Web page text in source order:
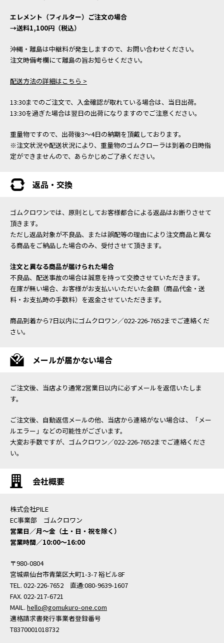
エレメント（フィルター）ご注文の場合
→送料1,100円（税込）
沖縄・離島は中継料が発生しますので、お問い合わせください。
注文時備考欄にて離島の旨お知らせください。
配送方法の詳細はこちら >
13:30までのご注文で、入金確認が取れている場合は、当日出荷。
13:30を過ぎた場合は翌日の出荷になりますのでご注意ください。
重量物ですので、出荷後3～4日の納期を頂戴しております。
※注文状況や配送状況により、重量物のゴムクローラは到着の日時指
定ができませんので、あらかじめご了承ください。
返品・交換
ゴムクロワンでは、原則としてお客様都合による返品はお断りさせて
頂きます。
ただし返品対象が不良品、または誤配等の理由により注文商品と異な
る商品をご納品した場合のみ、受付させて頂きます。
注文と異なる商品が届けられた場合
不良品、配送事故の場合は誠意を持って交換させていただきます。
在庫が無い場合、お客様がお支払いいただいた金額（商品代金・送
料・お支払時の手数料）を返金させていただきます。
商品到着から7日以内にゴムクロワン／022-226-7652までご連絡くだ
さい。
メールが届かない場合
ご注文後、当店より通常2営業日以内に必ずメールを返信いたしま
す。
ご注文後、自動返信メールの他、当店から連絡がない場合は、「メー
ルエラー」などの可能性がございます。
大変お手数ですが、ゴムクロワン／022-226-7652までご連絡くださ
い。
会社概要
株式会社PILE
EC事業部 ゴムクロワン
営業日／月〜金（土・日・祝を除く）
営業時間／10:00〜16:00
〒980-0804
宮城県仙台市青葉区大町1-3-7 裕ビル8F
TEL. 022-226-7652 直通:080-9639-1607
FAX. 022-217-6721
MAIL. hello@gomukuro-one.com
適格請求書発行事業者登録番号
T8370001018732